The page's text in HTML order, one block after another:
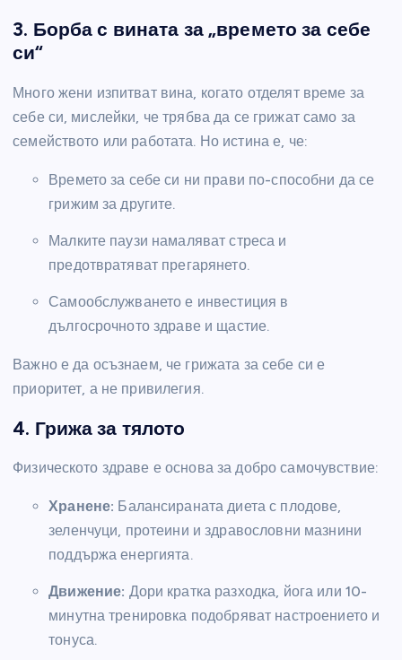
3. Борба с вината за „времето за себе
си“
Много жени изпитват вина, когато отделят време за
себе си, мислейки, че трябва да се грижат само за
семейството или работата. Но истина е, че:
Времето за себе си ни прави по-способни да се
грижим за другите.
Малките паузи намаляват стреса и
предотвратяват прегарянето.
Самообслужването е инвестиция в
дългосрочното здраве и щастие.
Важно е да осъзнаем, че грижата за себе си е
приоритет, а не привилегия.
4. Грижа за тялото
Физическото здраве е основа за добро самочувствие:
Хранене: Балансираната диета с плодове,
зеленчуци, протеини и здравословни мазнини
поддържа енергията.
Движение: Дори кратка разходка, йога или 10-
минутна тренировка подобряват настроението и
тонуса.